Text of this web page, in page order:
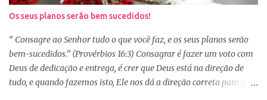
ano e assim vai... Outra situação que desanima é iniciar lendo
vários capítulos por dia, muitas até conseguem iniciar no dia
primeiro de janeiro, mas como não estão acostumas com a leitura
e também com a dificuldade de entendi...
Os seus planos serão bem sucedidos!
“ Consagre ao Senhor tudo o que você faz, e os seus planos serão
bem-sucedidos.” (Provérbios 16:3) Consagrar é fazer um voto com
Deus de dedicação e entrega, é crer que Deus está na direção de
tudo, e quando fazemos isto, Ele nos dá a direção correta para que